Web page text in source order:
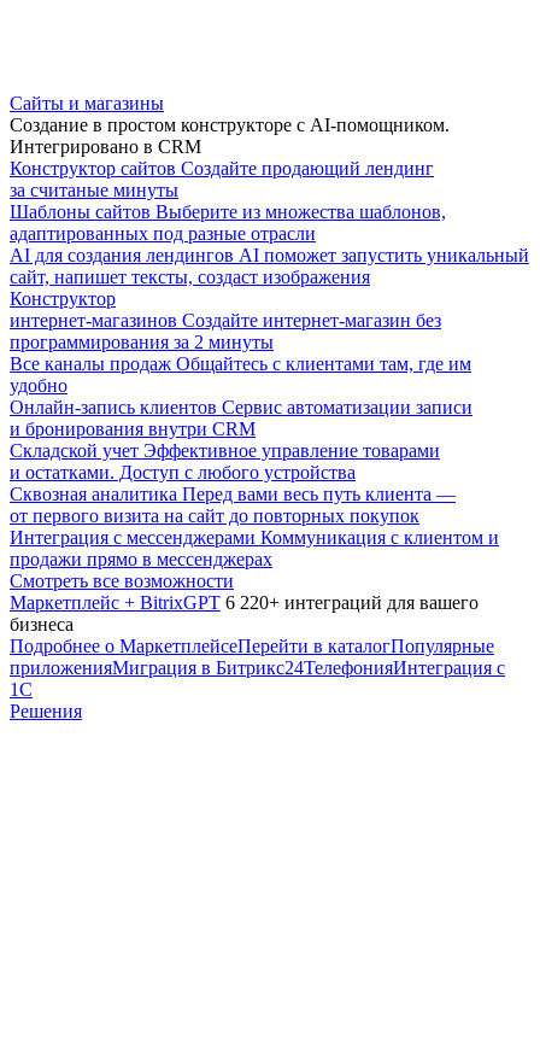
Сайты и магазины
Создание в простом конструкторе с AI-помощником.
Интегрировано в CRM
Конструктор сайтов Создайте продающий лендинг
за считаные минуты
Шаблоны сайтов Выберите из множества шаблонов,
адаптированных под разные отрасли
AI для создания лендингов AI поможет запустить уникальный
сайт, напишет тексты, создаст изображения
Конструктор
интернет-магазинов Создайте интернет-магазин без
программирования за 2 минуты
Все каналы продаж Общайтесь с клиентами там, где им
удобно
Онлайн-запись клиентов Сервис автоматизации записи
и бронирования внутри CRM
Складской учет Эффективное управление товарами
и остатками. Доступ с любого устройства
Сквозная аналитика Перед вами весь путь клиента —
от первого визита на сайт до повторных покупок
Интеграция с мессенджерами Коммуникация с клиентом и
продажи прямо в мессенджерах
Смотреть все возможности
Маркетплейс + BitrixGPT 6 220+ интеграций для вашего
бизнеса
Подробнее о МаркетплейсеПерейти в каталогПопулярные
приложенияМиграция в Битрикс24ТелефонияИнтеграция с
1С
Решения